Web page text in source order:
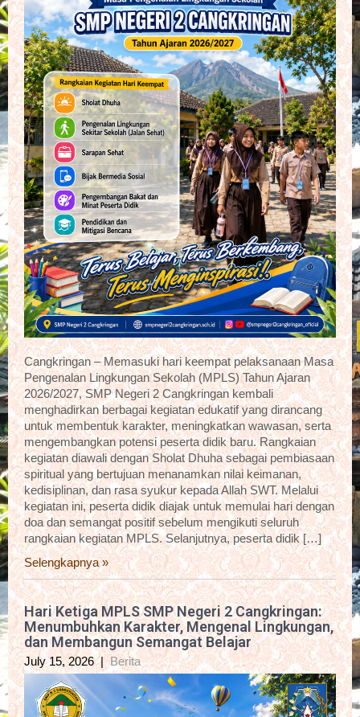
Cangkringan – Memasuki hari keempat pelaksanaan Masa
Pengenalan Lingkungan Sekolah (MPLS) Tahun Ajaran
2026/2027, SMP Negeri 2 Cangkringan kembali
menghadirkan berbagai kegiatan edukatif yang dirancang
untuk membentuk karakter, meningkatkan wawasan, serta
mengembangkan potensi peserta didik baru. Rangkaian
kegiatan diawali dengan Sholat Dhuha sebagai pembiasaan
spiritual yang bertujuan menanamkan nilai keimanan,
kedisiplinan, dan rasa syukur kepada Allah SWT. Melalui
kegiatan ini, peserta didik diajak untuk memulai hari dengan
doa dan semangat positif sebelum mengikuti seluruh
rangkaian kegiatan MPLS. Selanjutnya, peserta didik […]
Selengkapnya »
Hari Ketiga MPLS SMP Negeri 2 Cangkringan:
Menumbuhkan Karakter, Mengenal Lingkungan,
dan Membangun Semangat Belajar
July 15, 2026 |Berita